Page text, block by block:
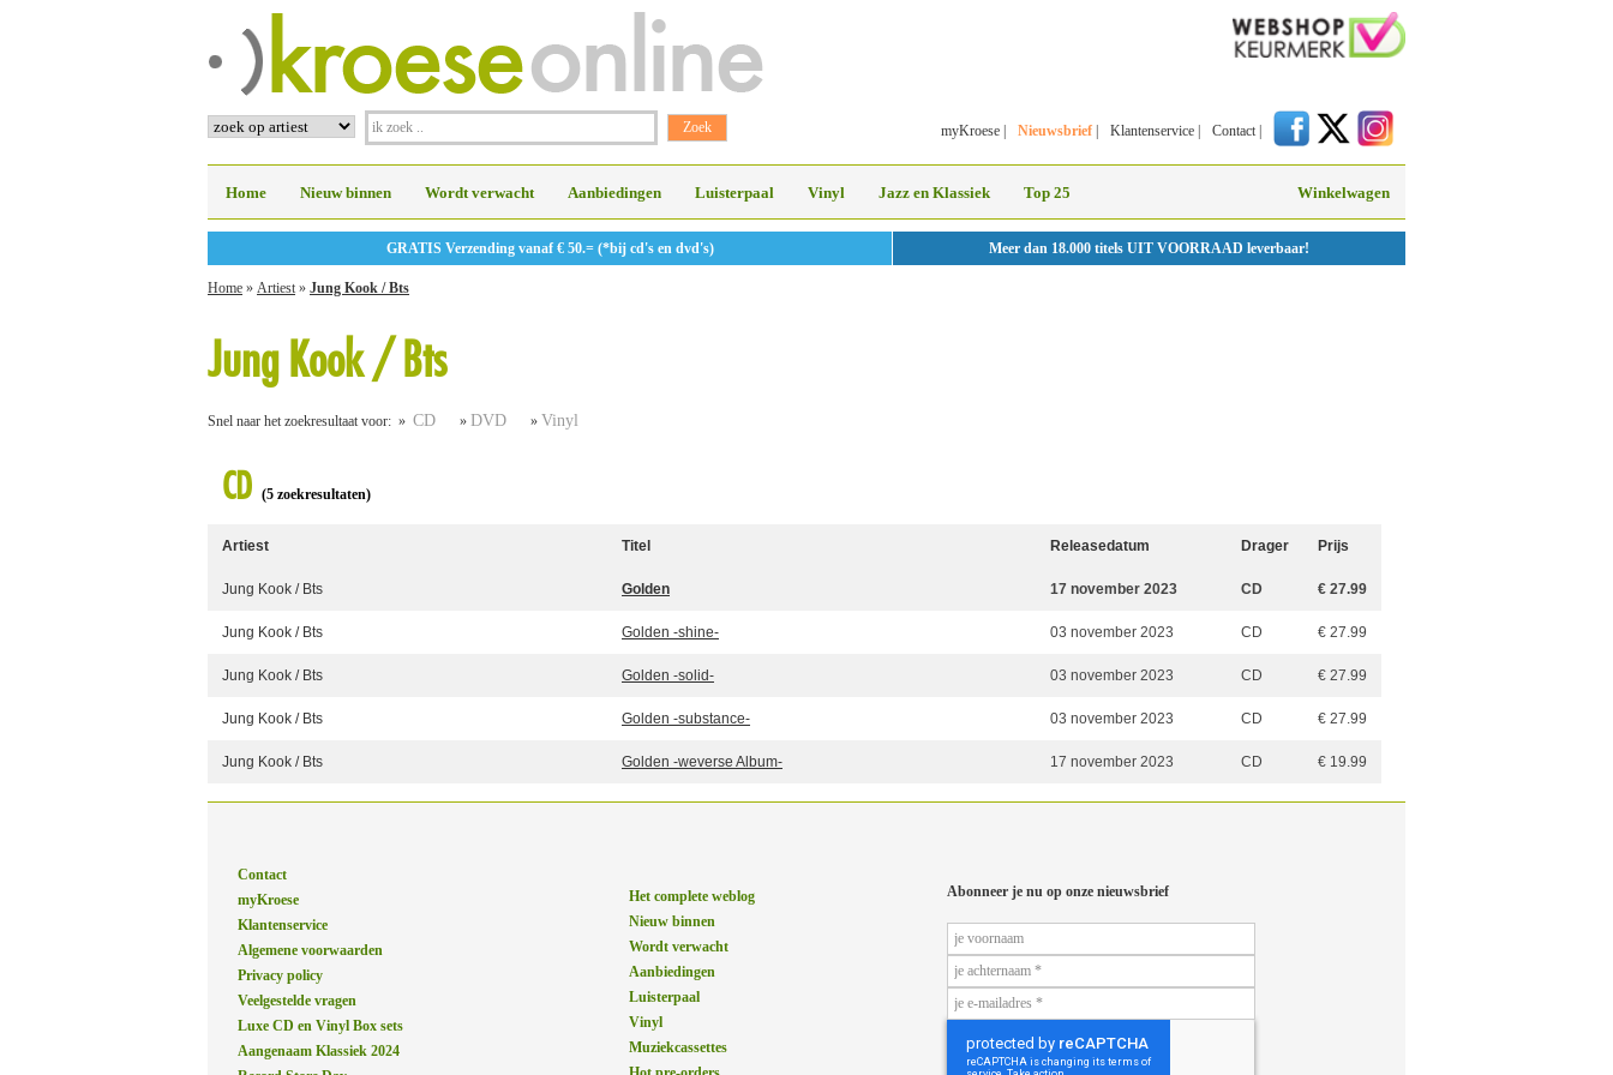
myKroese Nieuwsbrief Klantenservice Contact
Home Nieuw binnen Wordt verwacht Aanbiedingen Luisterpaal Vinyl Jazz en Klassiek Top 25 Winkelwagen
GRATIS Verzending vanaf € 50.= (*bij cd's en dvd's) Meer dan 18.000 titels UIT VOORRAAD leverbaar!
Home » Artiest » Jung Kook / Bts
Jung Kook / Bts
Snel naar het zoekresultaat voor: » CD » DVD » Vinyl
CD (5 zoekresultaten)
Artiest Titel Releasedatum Drager Prijs
Jung Kook / Bts Golden 17 november 2023 CD € 27.99
Jung Kook / Bts Golden -shine- 03 november 2023 CD € 27.99
Jung Kook / Bts Golden -solid- 03 november 2023 CD € 27.99
Jung Kook / Bts Golden -substance- 03 november 2023 CD € 27.99
Jung Kook / Bts Golden -weverse Album- 17 november 2023 CD € 19.99
Contact
myKroese
Klantenservice
Algemene voorwaarden
Privacy policy
Veelgestelde vragen
Luxe CD en Vinyl Box sets
Aangenaam Klassiek 2024
Het complete weblog
Nieuw binnen
Wordt verwacht
Aanbiedingen
Luisterpaal
Vinyl
Muziekcassettes
Abonneer je nu op onze nieuwsbrief